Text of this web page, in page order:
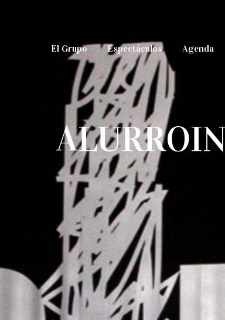
El Grupo Espectáculos Agenda